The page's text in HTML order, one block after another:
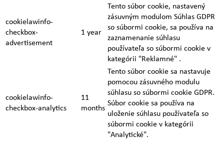
cookielawinfo-
checkbox-
advertisement
1 year
Tento súbor cookie, nastavený
zásuvným modulom Súhlas GDPR
so súbormi cookie, sa používa na
zaznamenanie súhlasu
používateľa so súbormi cookie v
kategórii "Reklamné" .
cookielawinfo-
checkbox-analytics
11
months
Tento súbor cookie sa nastavuje
pomocou zásuvného modulu
súhlasu so súbormi cookie GDPR.
Súbor cookie sa používa na
uloženie súhlasu používateľa so
súbormi cookie v kategórii
"Analytické".